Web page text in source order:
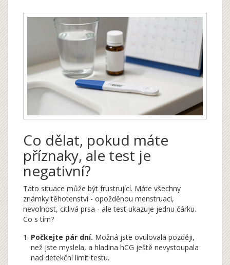
Co dělat, pokud máte
příznaky, ale test je
negativní?
Tato situace může být frustrující. Máte všechny
známky těhotenství - opožděnou menstruaci,
nevolnost, citlivá prsa - ale test ukazuje jednu čárku.
Co s tím?
Počkejte pár dní. Možná jste ovulovala později,
než jste myslela, a hladina hCG ještě nevystoupala
nad detekční limit testu.